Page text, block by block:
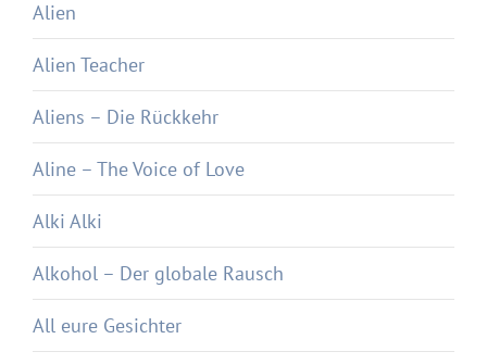
Alien
Alien Teacher
Aliens – Die Rückkehr
Aline – The Voice of Love
Alki Alki
Alkohol – Der globale Rausch
All eure Gesichter